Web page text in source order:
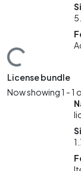
License bundle
Now showing1 - 1